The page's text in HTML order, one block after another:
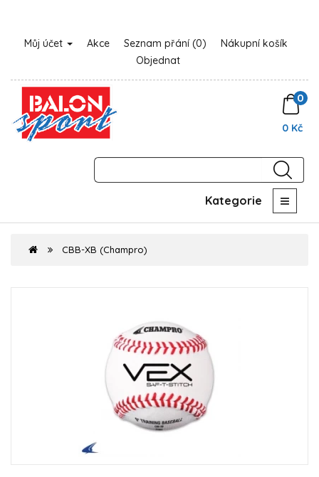
Můj účet Akce Seznam přání (0)
Nákupní košík
Objednat
0
0 Kč
Kategorie
CBB-XB (Champro)